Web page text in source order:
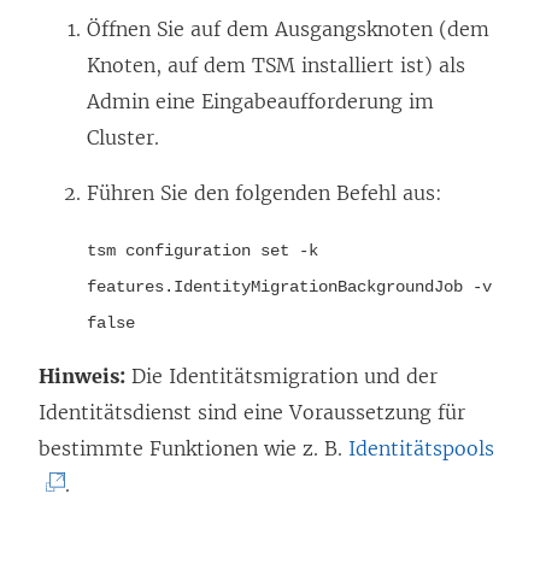
)
Öffnen Sie auf dem Ausgangsknoten (dem
Knoten, auf dem TSM installiert ist) als
Admin eine Eingabeaufforderung im
Cluster.
Führen Sie den folgenden Befehl aus:
tsm configuration set -k
features.IdentityMigrationBackgroundJob -v
false
Hinweis: Die Identitätsmigration und der
Identitätsdienst sind eine Voraussetzung für
bestimmte Funktionen wie z. B. Identitätspools
.